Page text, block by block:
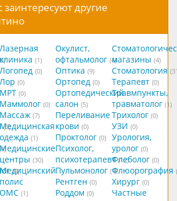
другие
(0)
(0)
Лазерная
(1)
Логопед (0)
Лор (0)
МРТ (0)
Маммолог (0)
Массаж (7)
одежда (1)
(30)
ОМС (1)
Окулист,
офтальмолог (4)
Оптика (9)
Ортопед (0)
Ортопедический
салон (5)
Переливание
крови (0)
Проктолог (0)
Психолог,
психотерапевт (12)
Пульмонолог (1)
Рентген (0)
Роддом (0)
магазины (4)
Стоматология
Терапевт (0)
Травмпункты,
травматолог (1)
Трихолог (0)
УЗИ (0)
Урология,
уролог (0)
Флеболог (0)
Флюорография
Хирург (0)
Частные